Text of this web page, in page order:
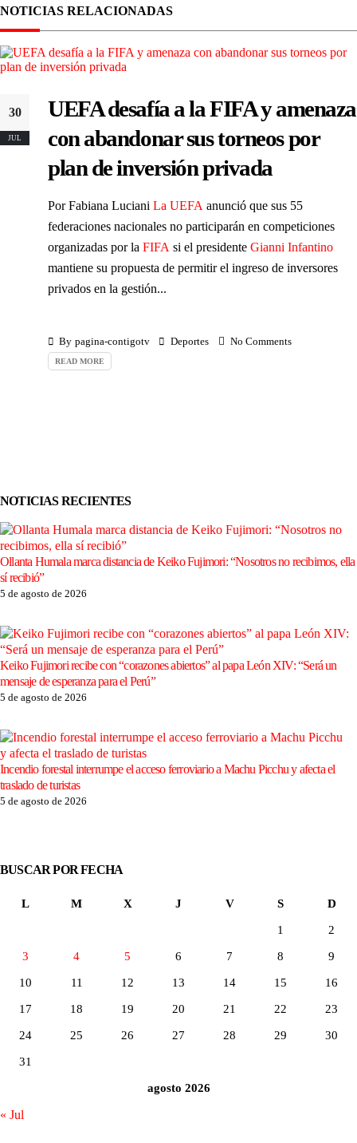
NOTICIAS RELACIONADAS
30
JUL
UEFA desafía a la FIFA y amenaza
con abandonar sus torneos por
plan de inversión privada
Por Fabiana Luciani La UEFA anunció que sus 55
federaciones nacionales no participarán en competiciones
organizadas por la FIFA si el presidente Gianni Infantino
mantiene su propuesta de permitir el ingreso de inversores
privados en la gestión...
By pagina-contigotv Deportes No Comments
READ MORE
NOTICIAS RECIENTES
Ollanta Humala marca distancia de Keiko Fujimori: “Nosotros no recibimos, ella
sí recibió”
5 de agosto de 2026
Keiko Fujimori recibe con “corazones abiertos” al papa León XIV: “Será un
mensaje de esperanza para el Perú”
5 de agosto de 2026
Incendio forestal interrumpe el acceso ferroviario a Machu Picchu y afecta el
traslado de turistas
5 de agosto de 2026
BUSCAR POR FECHA
agosto 2026
L M X J V S D
1 2
3 4 5 6 7 8 9
10 11 12 13 14 15 16
17 18 19 20 21 22 23
24 25 26 27 28 29 30
31
« Jul